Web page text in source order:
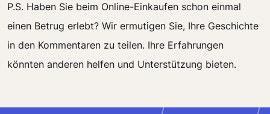
P.S. Haben Sie beim Online-Einkaufen schon einmal
einen Betrug erlebt? Wir ermutigen Sie, Ihre Geschichte
in den Kommentaren zu teilen. Ihre Erfahrungen
könnten anderen helfen und Unterstützung bieten.